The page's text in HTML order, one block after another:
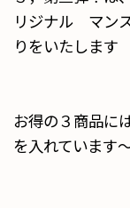
リジナル マン
りをいたします
お得の３商品に
を入れています